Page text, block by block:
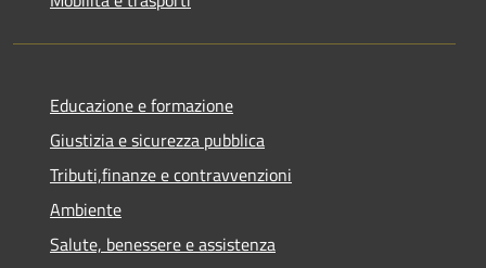
Educazione e formazione
Giustizia e sicurezza pubblica
Tributi,finanze e contravvenzioni
Ambiente
Salute, benessere e assistenza